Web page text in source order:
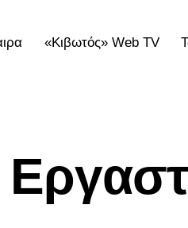
«Κιβωτός» Web TV